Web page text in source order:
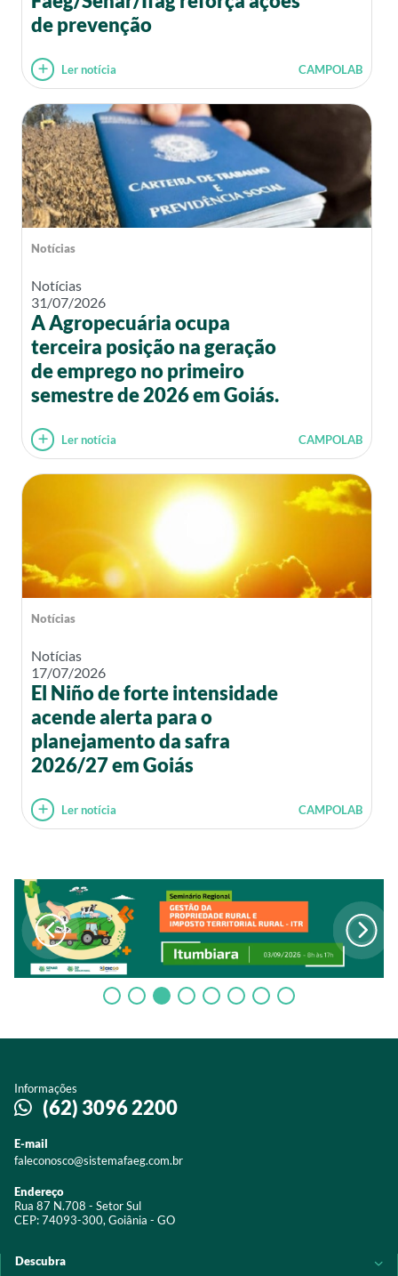
de prevenção
Ler notícia CAMPOLAB
Notícias
Notícias
31/07/2026
A Agropecuária ocupa
terceira posição na geração
de emprego no primeiro
semestre de 2026 em Goiás.
Ler notícia CAMPOLAB
Notícias
Notícias
17/07/2026
El Niño de forte intensidade
acende alerta para o
planejamento da safra
2026/27 em Goiás
Ler notícia CAMPOLAB
Informações
(62) 3096 2200
E-mail
faleconosco@sistemafaeg.com.br
Endereço
Rua 87 N.708 - Setor Sul
CEP: 74093-300, Goiânia - GO
Descubra